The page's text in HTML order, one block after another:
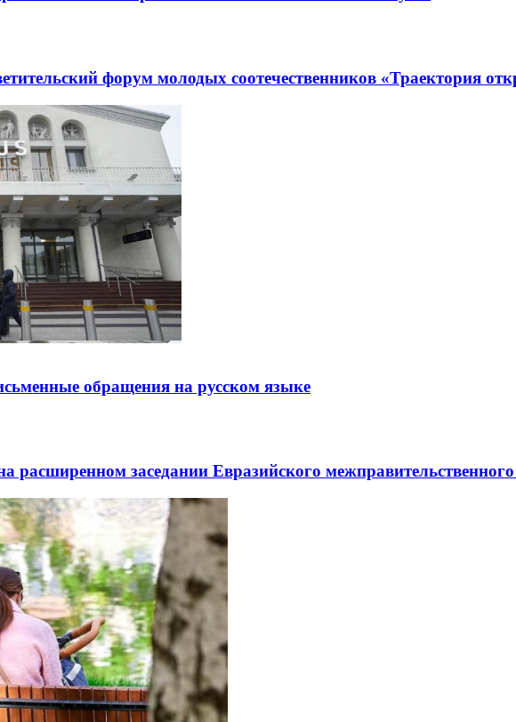
форум молодых соотечественников «Траектория
обращения на русском языке
заседании Евразийского